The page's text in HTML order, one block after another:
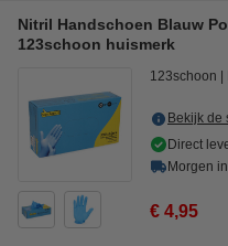
Nitril Handschoen Blauw
123schoon huismerk
123schoon
Bekijk de
Direct
Morgen
€ 4,95